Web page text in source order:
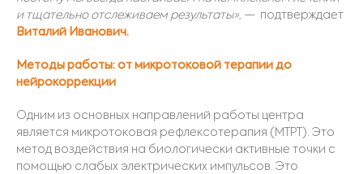
и тщательно отслеживаем результаты», — подтверждает
Виталий Иванович.
Методы работы: от микротоковой терапии до
нейрокоррекции
Одним из основных направлений работы центра
является микротоковая рефлексотерапия (МТРТ). Это
метод воздействия на биологически активные точки с
помощью слабых электрических импульсов. Это